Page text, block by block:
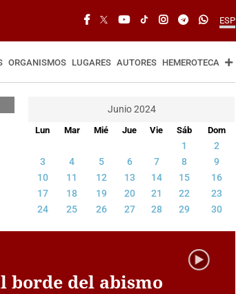
ESP
ORGANISMOS LUGARES AUTORES HEMEROTECA
Junio 2024
Lun Mar Mié Jue Vie Sáb Dom
1
2
3
4 5 6 7 8
9
10
11 12 13 14 15
16
17
18 19 20 21 22
23
24
25 26 27 28 29 30
borde del abismo